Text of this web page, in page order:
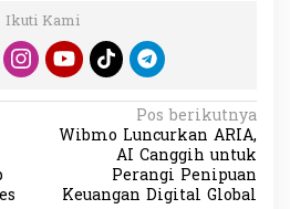
Ikuti Kami
Pos berikutnya
Wibmo Luncurkan ARIA,
AI Canggih untuk
Perangi Penipuan
Keuangan Digital Global